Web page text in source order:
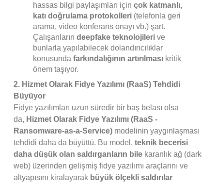
hassas bilgi paylaşımları için çok katmanlı,
katı doğrulama protokolleri (telefonla geri
arama, video konferans onayı vb.) şart.
Çalışanların deepfake teknolojileri ve
bunlarla yapılabilecek dolandırıcılıklar
konusunda farkındalığının artırılması kritik
önem taşıyor.
2. Hizmet Olarak Fidye Yazılımı (RaaS) Tehdidi
Büyüyor
Fidye yazılımları uzun süredir bir baş belası olsa
da, Hizmet Olarak Fidye Yazılımı (RaaS -
Ransomware-as-a-Service) modelinin yaygınlaşması
tehdidi daha da büyüttü. Bu model, teknik becerisi
daha düşük olan saldırganların bile karanlık ağ (dark
web) üzerinden gelişmiş fidye yazılımı araçlarını ve
altyapısını kiralayarak büyük ölçekli saldırılar